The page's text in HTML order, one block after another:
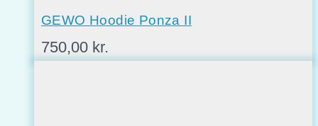
GEWO Hoodie Ponza II
750,00 kr.